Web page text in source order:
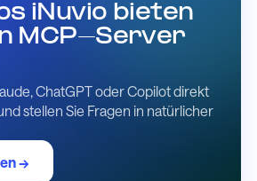
iNuvio bieten
MCP-Server
ChatGPT oder Copilot direkt
stellen Sie Fragen in natürlicher
→